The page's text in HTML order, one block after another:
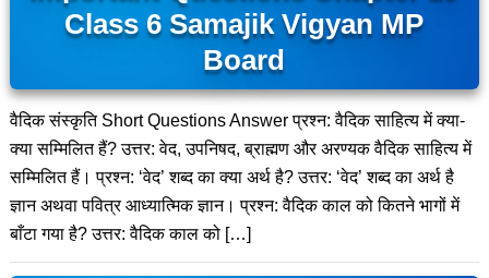
Class 6 Samajik Vigyan MP
Board
वैदिक संस्कृति Short Questions Answer प्रश्न: वैदिक साहित्य में क्या-
क्या सम्मिलित हैं? उत्तर: वेद, उपनिषद, ब्राह्मण और अरण्यक वैदिक साहित्य में
सम्मिलित हैं। प्रश्न: ‘वेद’ शब्द का क्या अर्थ है? उत्तर: ‘वेद’ शब्द का अर्थ है
ज्ञान अथवा पवित्र आध्यात्मिक ज्ञान। प्रश्न: वैदिक काल को कितने भागों में
बाँटा गया है? उत्तर: वैदिक काल को […]